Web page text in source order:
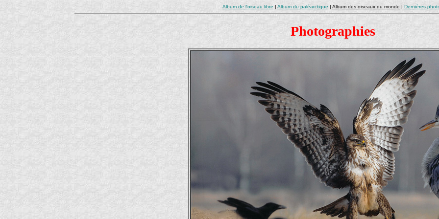
Album de l'oiseau libre | Album du paléarctique | Album des oiseaux du monde | Dernières
Photographies